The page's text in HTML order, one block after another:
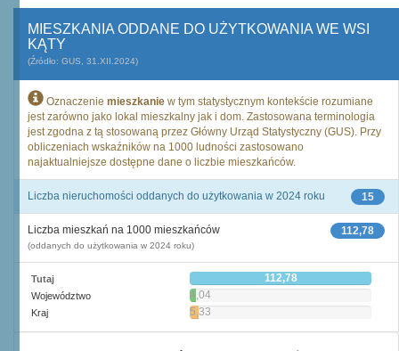
MIESZKANIA ODDANE DO UŻYTKOWANIA WE WSI
KĄTY
(Źródło: GUS, 31.XII.2024)
Oznaczenie mieszkanie w tym statystycznym kontekście rozumiane
jest zarówno jako lokal mieszkalny jak i dom. Zastosowana terminologia
jest zgodna z tą stosowaną przez Główny Urząd Statystyczny (GUS). Przy
obliczeniach wskaźników na 1000 ludności zastosowano
najaktualniejsze dostępne dane o liczbie mieszkańców.
15
Liczba nieruchomości oddanych do użytkowania w 2024 roku
112,78
Liczba mieszkań na 1000 mieszkańców
(oddanych do użytkowania w 2024 roku)
Tutaj 112,78
Województwo 4,04
Kraj 5,33